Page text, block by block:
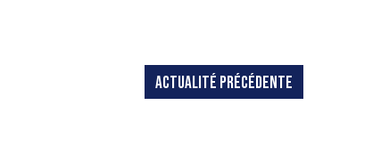
ACTUALITÉ PRÉCÉDENTE